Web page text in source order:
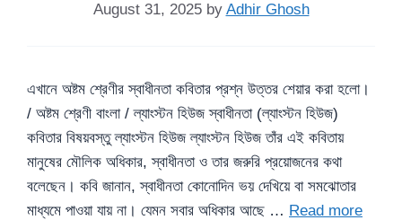
August 31, 2025 by Adhir Ghosh
এখানে অষ্টম শ্রেণীর স্বাধীনতা কবিতার প্রশ্ন উত্তর শেয়ার করা হলো।
/ অষ্টম শ্রেণী বাংলা / ল্যাংস্টন হিউজ স্বাধীনতা (ল্যাংস্টন হিউজ)
কবিতার বিষয়বস্তু ল্যাংস্টন হিউজ ল্যাংস্টন হিউজ তাঁর এই কবিতায়
মানুষের মৌলিক অধিকার, স্বাধীনতা ও তার জরুরি প্রয়োজনের কথা
বলেছেন। কবি জানান, স্বাধীনতা কোনোদিন ভয় দেখিয়ে বা সমঝোতার
মাধ্যমে পাওয়া যায় না। যেমন সবার অধিকার আছে … Read more